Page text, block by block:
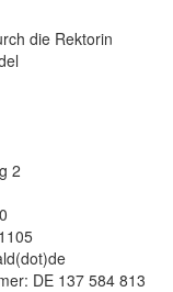
die Rektorin
2
DE 137 584 813